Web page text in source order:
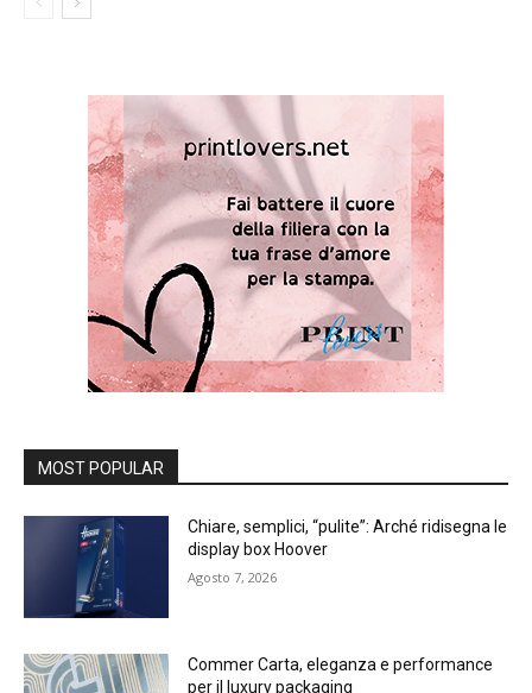
MOST POPULAR
Chiare, semplici, “pulite”: Arché ridisegna le
display box Hoover
Agosto 7, 2026
Commer Carta, eleganza e performance
per il luxury packaging